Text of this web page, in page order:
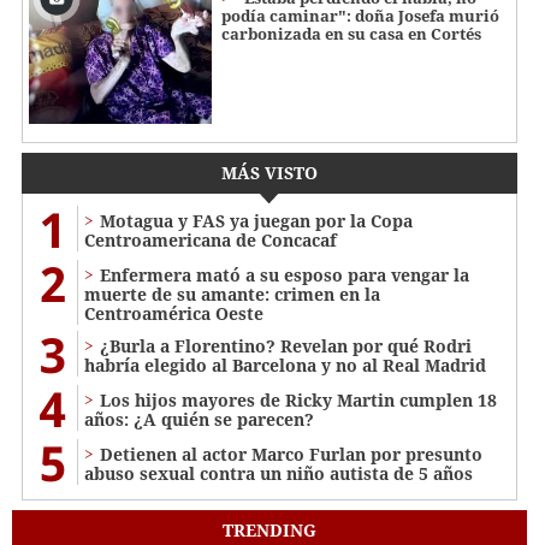
podía caminar": doña Josefa murió
carbonizada en su casa en Cortés
MÁS VISTO
1
Motagua y FAS ya juegan por la Copa
Centroamericana de Concacaf
2
Enfermera mató a su esposo para vengar la
muerte de su amante: crimen en la
Centroamérica Oeste
3
¿Burla a Florentino? Revelan por qué Rodri
habría elegido al Barcelona y no al Real Madrid
4
Los hijos mayores de Ricky Martin cumplen 18
años: ¿A quién se parecen?
5
Detienen al actor Marco Furlan por presunto
abuso sexual contra un niño autista de 5 años
TRENDING